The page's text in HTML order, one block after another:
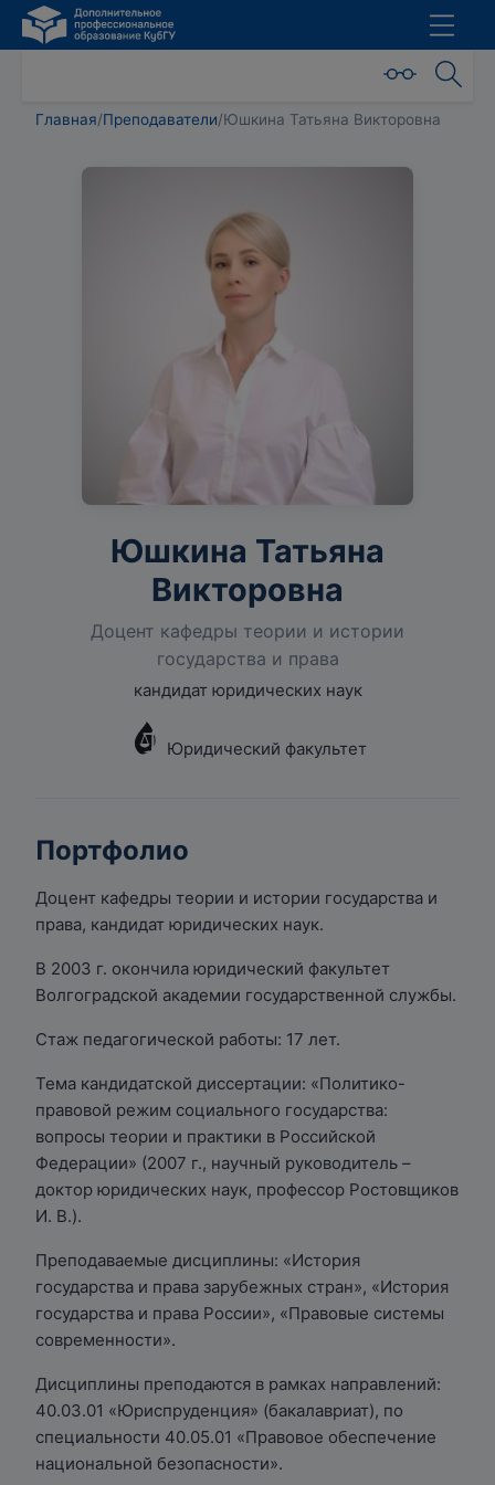
Главная/Преподаватели/Юшкина Татьяна Викторовна
Юшкина Татьяна
Викторовна
Доцент кафедры теории и истории
государства и права
кандидат юридических наук
Юридический факультет
Портфолио
Доцент кафедры теории и истории государства и
права, кандидат юридических наук.
В 2003 г. окончила юридический факультет
Волгоградской академии государственной службы.
Стаж педагогической работы: 17 лет.
Тема кандидатской диссертации: «Политико-
правовой режим социального государства:
вопросы теории и практики в Российской
Федерации» (2007 г., научный руководитель –
доктор юридических наук, профессор Ростовщиков
И. В.).
Преподаваемые дисциплины: «История
государства и права зарубежных стран», «История
государства и права России», «Правовые системы
современности».
Дисциплины преподаются в рамках направлений:
40.03.01 «Юриспруденция» (бакалавриат), по
специальности 40.05.01 «Правовое обеспечение
национальной безопасности».